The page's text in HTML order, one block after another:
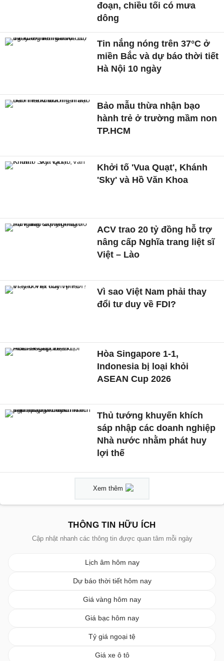
đoạn, chiều tối có mưa
dông
Tin nắng nóng trên 37°C ở
miền Bắc và dự báo thời tiết
Hà Nội 10 ngày
Bảo mẫu thừa nhận bạo
hành trẻ ở trường mầm non
TP.HCM
Khởi tố 'Vua Quạt', Khánh
'Sky' và Hồ Văn Khoa
ACV trao 20 tỷ đồng hỗ trợ
nâng cấp Nghĩa trang liệt sĩ
Việt – Lào
Vì sao Việt Nam phải thay
đổi tư duy về FDI?
Hòa Singapore 1-1,
Indonesia bị loại khỏi
ASEAN Cup 2026
Thủ tướng khuyến khích
sáp nhập các doanh nghiệp
Nhà nước nhằm phát huy
lợi thế
Xem thêm
THÔNG TIN HỮU ÍCH
Cập nhật nhanh các thông tin được quan tâm mỗi ngày
Lịch âm hôm nay
Dự báo thời tiết hôm nay
Giá vàng hôm nay
Giá bạc hôm nay
Tỷ giá ngoại tệ
Giá xe ô tô